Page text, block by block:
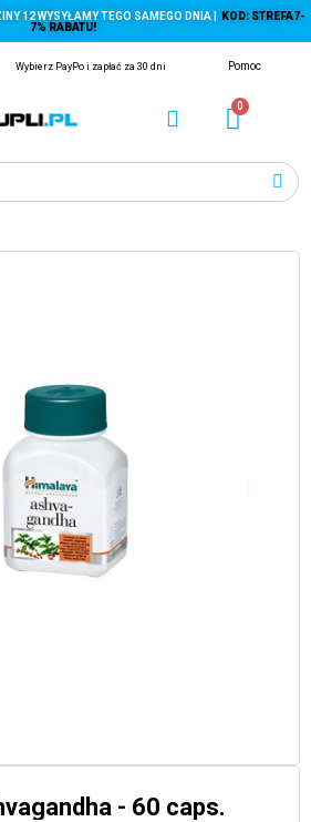
12 WYSYŁAMY TEGO SAMEGO DNIA |
KOD: STREFA7-
7% RABATU!
Wybierz PayPo i zapłać za 30 dni Pomoc
- 60 caps.